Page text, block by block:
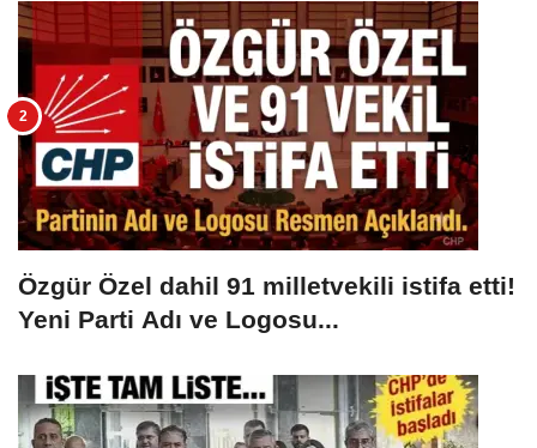
Özgür Özel dahil 91 milletvekili istifa etti!
Yeni Parti Adı ve Logosu...